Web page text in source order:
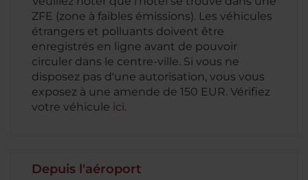
ZFE (zone à faibles émissions). Les véhicules
étrangers et polluants doivent être
enregistrés en ligne avant de pouvoir
circuler dans le centre-ville. Si vous ne
disposez pas d'une autorisation, vous vous
exposez à une amende de 150 EUR. Vérifiez
votre véhicule ici.
Depuis l'aéroport